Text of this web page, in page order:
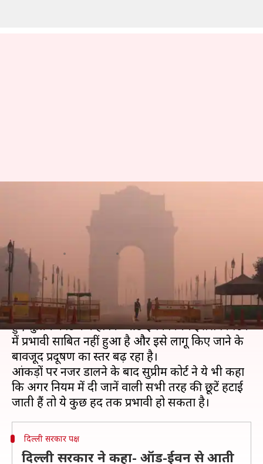
स्थाई समाधान नहीं हो सकता ऑड-
ईवन, लागू किए जाने के बावजूद बढ़
रहा प्रदुषण- सुप्रीम कोर्ट
लेखन मुकुल तोमर 10:21 pm
शुक्रवार को दिल्ली में वायु प्रदूषण के मुद्दे पर सुनवाई करते
हुए सुप्रीम कोर्ट ने कहा कि ऑड-ईवन नियम इससे निपटने
में प्रभावी साबित नहीं हुआ है और इसे लागू किए जाने के
बावजूद प्रदूषण का स्तर बढ़ रहा है।
आंकड़ों पर नजर डालने के बाद सुप्रीम कोर्ट ने ये भी कहा
कि अगर नियम में दी जानें वाली सभी तरह की छूटें हटाई
दिल्ली सरकार पक्ष
दिल्ली सरकार ने कहा- ऑड-ईवन से आती